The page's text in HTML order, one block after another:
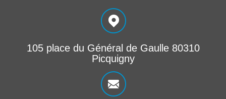
105 place du Général de Gaulle 80310
Picquigny